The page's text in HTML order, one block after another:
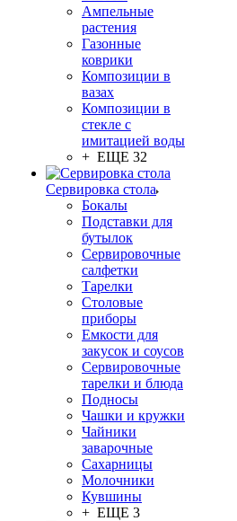
Ампельные
растения
Газонные
коврики
Композиции в
вазах
Композиции в
стекле с
имитацией воды
+ ЕЩЕ 32
Сервировка стола
Бокалы
Подставки для
бутылок
Сервировочные
салфетки
Тарелки
Столовые
приборы
Емкости для
закусок и соусов
Сервировочные
тарелки и блюда
Подносы
Чашки и кружки
Чайники
заварочные
Сахарницы
Молочники
Кувшины
+ ЕЩЕ 3